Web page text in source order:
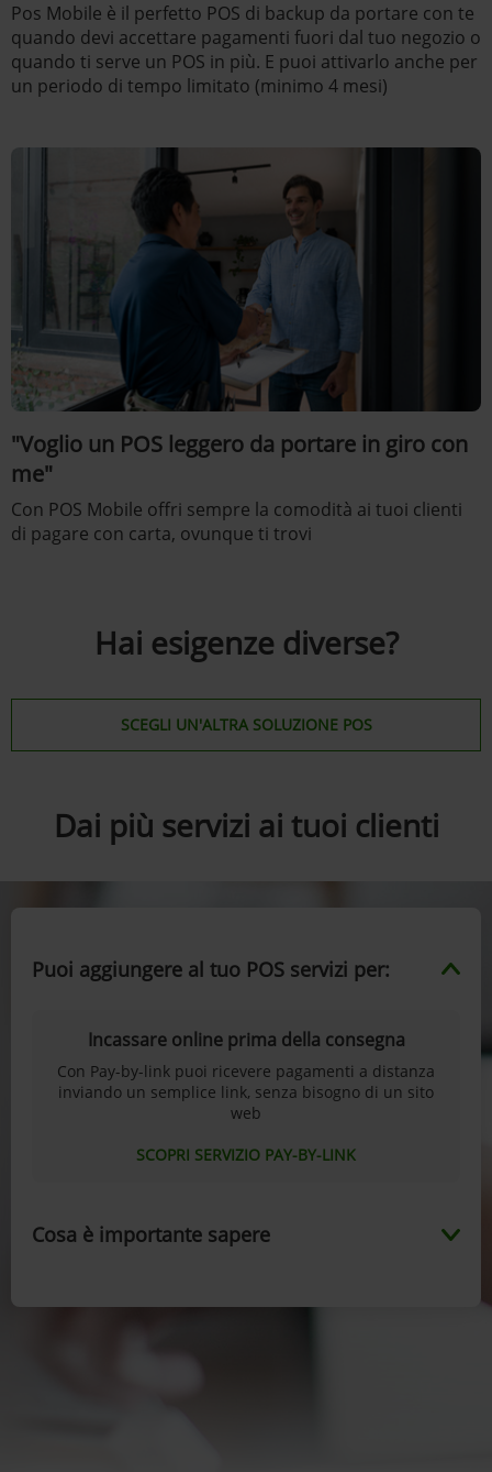
Pos Mobile è il perfetto POS di backup da portare con te
quando devi accettare pagamenti fuori dal tuo negozio o
quando ti serve un POS in più. E puoi attivarlo anche per
un periodo di tempo limitato (minimo 4 mesi)
"Voglio un POS leggero da portare in giro con
me"
Con POS Mobile offri sempre la comodità ai tuoi clienti
di pagare con carta, ovunque ti trovi
Hai esigenze diverse?
SCEGLI UN'ALTRA SOLUZIONE POS
Dai più servizi ai tuoi clienti
Puoi aggiungere al tuo POS servizi per:
Incassare online prima della consegna
Con Pay-by-link puoi ricevere pagamenti a distanza
inviando un semplice link, senza bisogno di un sito
web
SCOPRI SERVIZIO PAY-BY-LINK
Cosa è importante sapere